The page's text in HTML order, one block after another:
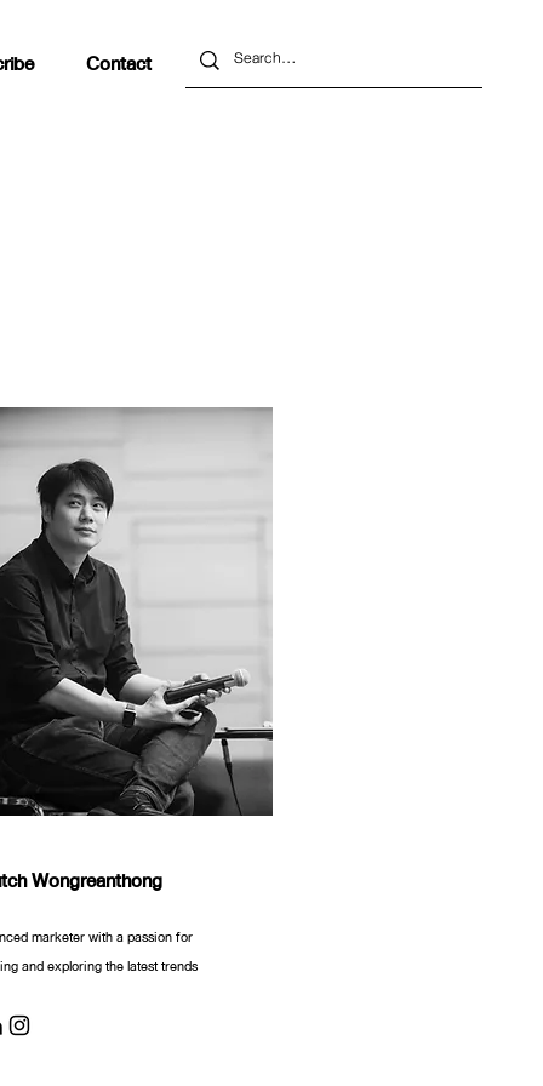
Contact
Wongreanthong
marketer with a passion for
and exploring the latest trends